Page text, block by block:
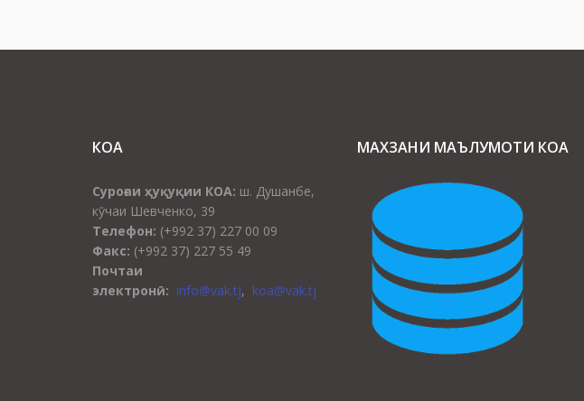
КОА
Суроғаи ҳуқуқии КОА: ш. Душанбе,
кӯчаи Шевченко, 39
Телефон: (+992 37) 227 00 09
Факс: (+992 37) 227 55 49
Почтаи
электронӣ: info@vak.tj, koa@vak.tj
МАХЗАНИ МАЪЛУМОТИ КОА